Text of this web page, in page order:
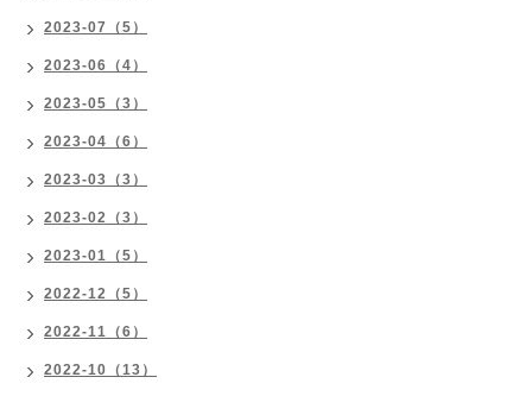
2023-07（5）
2023-06（4）
2023-05（3）
2023-04（6）
2023-03（3）
2023-02（3）
2023-01（5）
2022-12（5）
2022-11（6）
2022-10（13）